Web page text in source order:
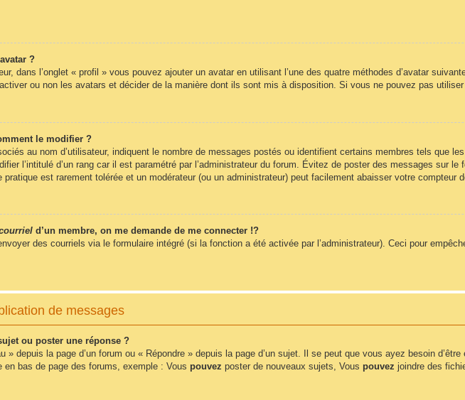
?
dans l’onglet « profil » vous pouvez ajouter un avatar en utilisant l’une des quatre méthodes d’avatar
activer ou non les avatars et décider de la manière dont ils sont mis à disposition. Si vous ne pouvez pas
le modifier ?
au nom d’utilisateur, indiquent le nombre de messages postés ou identifient certains membres tels que
l’intitulé d’un rang car il est paramétré par l’administrateur du forum. Évitez de poster des messages sur le
est rarement tolérée et un modérateur (ou un administrateur) peut facilement abaisser votre compteur
d’un membre, on me demande de me connecter !?
des courriels via le formulaire intégré (si la fonction a été activée par l’administrateur). Ceci pour
de messages
ou poster une réponse ?
» depuis la page d’un forum ou « Répondre » depuis la page d’un sujet. Il se peut que vous ayez besoin
bas de page des forums, exemple : Vous pouvez poster de nouveaux sujets, Vous pouvez joindre des